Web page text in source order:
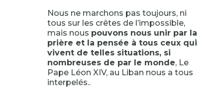
Nous ne marchons pas toujours, ni
tous sur les crêtes de l’impossible,
mais nous pouvons nous unir par la
prière et la pensée à tous ceux qui
vivent de telles situations, si
nombreuses de par le monde, Le
Pape Léon XIV, au Liban nous a tous
interpelés..